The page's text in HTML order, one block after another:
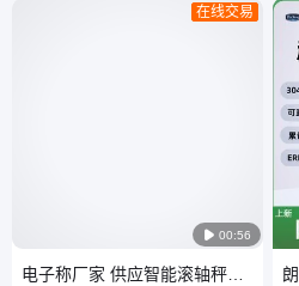
 00:56
在线交易
电子称厂家 供应智能滚轴秤滚